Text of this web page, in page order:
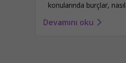
konularında burçlar,
Devamını oku